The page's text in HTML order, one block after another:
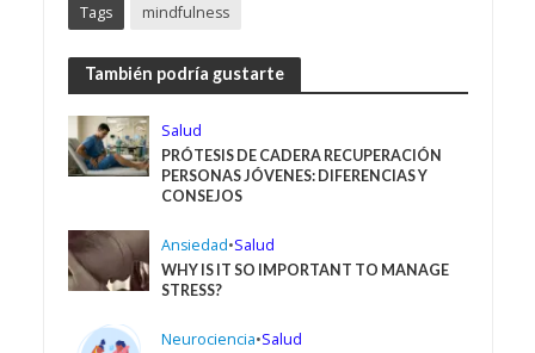
Tags mindfulness
También podría gustarte
Salud
PRÓTESIS DE CADERA RECUPERACIÓN
PERSONAS JÓVENES: DIFERENCIAS Y
CONSEJOS
Ansiedad•Salud
WHY IS IT SO IMPORTANT TO MANAGE
STRESS?
Neurociencia•Salud